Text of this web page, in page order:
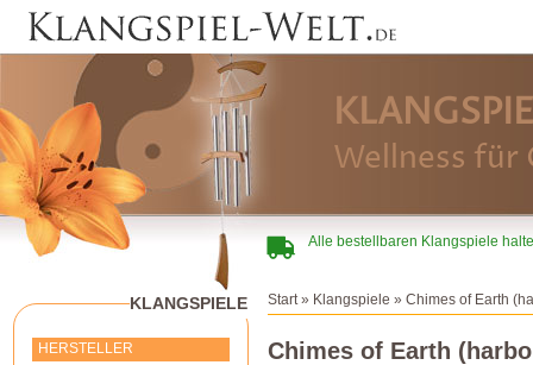
Wellness für
Alle bestellbaren Klangspiele
KLANGSPIELE
HERSTELLER
Start» Klangspiele » Chimes of Earth
Chimes of Earth